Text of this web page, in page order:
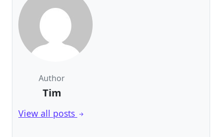
Author
Tim
View all posts